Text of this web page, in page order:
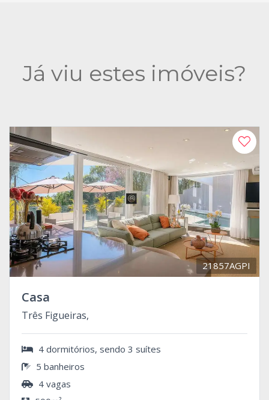
Já viu estes imóveis?
21857AGPI
Casa
Três Figueiras,
4 dormitórios, sendo 3 suítes
5 banheiros
4 vagas